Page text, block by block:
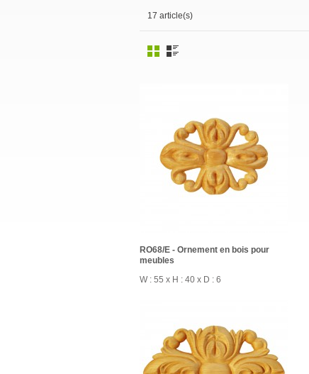
17 article(s)
RO68/E - Ornement en bois pour
meubles
W : 55 x H : 40 x D : 6